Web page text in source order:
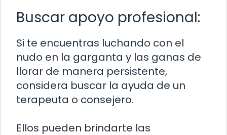
Buscar apoyo profesional:
Si te encuentras luchando con el
nudo en la garganta y las ganas de
llorar de manera persistente,
considera buscar la ayuda de un
terapeuta o consejero.
Ellos pueden brindarte las